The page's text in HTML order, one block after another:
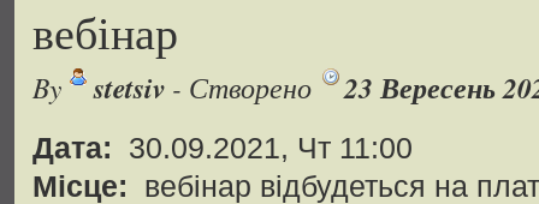
вебінар
By stetsiv - Створено 23 Вересень
Дата:
30.09.2021, Чт 11:00
Місце:
вебінар відбудеться на